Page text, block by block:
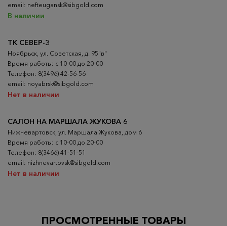
ТК СЕВЕР-3
Ноябрьск, ул. Советская, д. 95"в"
Время работы: с 10-00 до 20-00
Телефон: 8(3496) 42-56-56
email: noyabrsk@sibgold.com
Нет в наличии
email: nefteugansk@sibgold.com
В наличии
САЛОН НА МАРШАЛА ЖУКОВА 6
Нижневартовск, ул. Маршала Жукова, дом 6
Время работы: с 10-00 до 20-00
Телефон: 8(3466) 41-51-51
email: nizhnevartovsk@sibgold.com
Нет в наличии
ПРОСМОТРЕННЫЕ ТОВАРЫ